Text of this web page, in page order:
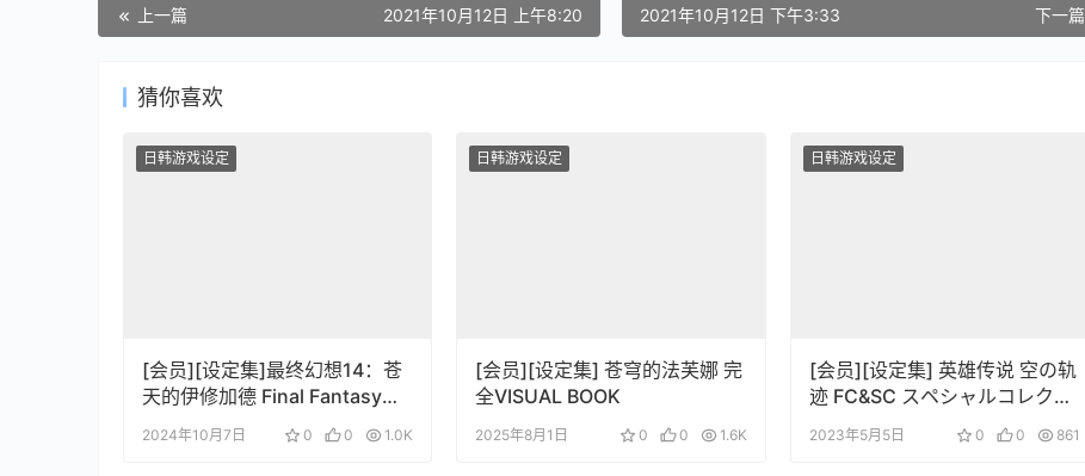
上一篇 2021年10月12日 上午8:20 下一篇
2021年10月12日 下午3:33
猜你喜欢
日韩游戏设定
[会员][设定集]最终幻想14：苍
天的伊修加德 Final Fantasy
XIV – Heavensward The Art
of Ishgard – The Scars of War
2024年10月7日 0 0 1.0K
日韩游戏设定
[会员][设定集] 苍穹的法芙娜 完
全VISUAL BOOK
2025年8月1日 0 0 1.6K
日韩游戏设定
[会员][设定集] 英雄传说 空の轨
迹 FC&SC スペシャルコレクシ
ョンブック
2023年5月5日 0 0 861